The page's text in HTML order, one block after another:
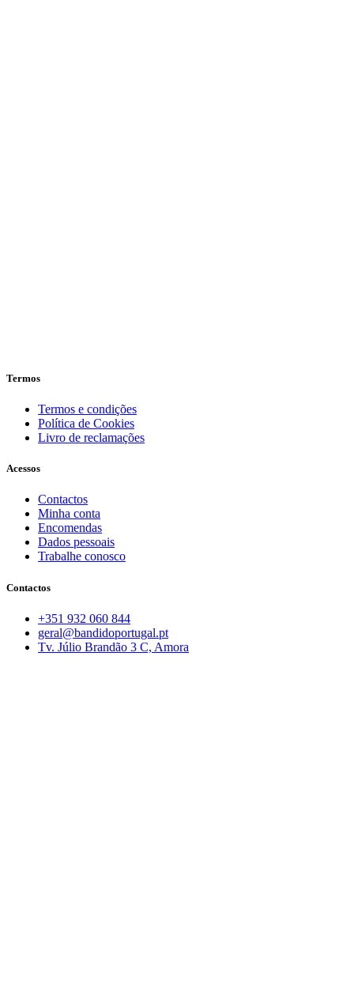
Termos
Termos e condições
Política de Cookies
Livro de reclamações
Acessos
Contactos
Minha conta
Encomendas
Dados pessoais
Trabalhe conosco
Contactos
+351 932 060 844
geral@bandidoportugal.pt
Tv. Júlio Brandão 3 C, Amora